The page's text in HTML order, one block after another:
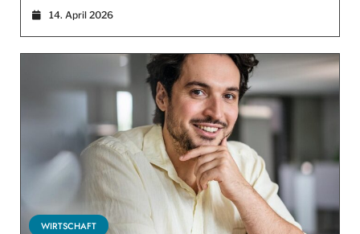
14. April 2026
WIRTSCHAFT